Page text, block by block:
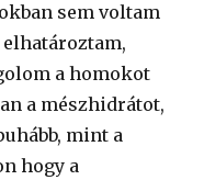
sem voltam
a homokot
a mészhidrátot,
mint a
hogy a